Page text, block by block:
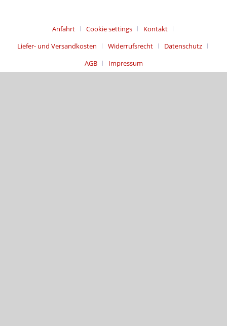
Anfahrt Cookie settings
Kontakt
Liefer- und Versandkosten
Widerrufsrecht
Datenschutz
AGB
Impressum